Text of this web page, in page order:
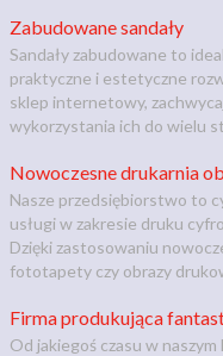
Zabudowane sandały
Sandały zabudowane to
praktyczne i estetyczne
sklep internetowy,
wykorzystania ich do wielu
Nowoczesne drukarnia
Nasze przedsiębiorstwo to
usługi w zakresie druku
Dzięki zastosowaniu
fototapety czy obrazy
Firma produkująca
Od jakiegoś czasu w